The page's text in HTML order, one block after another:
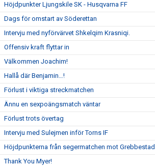
Höjdpunkter Ljungskile SK - Husqvarna FF
Dags för omstart av Söderettan
Intervju med nyförvärvet Shkelqim Krasniqi.
Offensiv kraft flyttar in
Välkommen Joachim!
Hallå där Benjamin…!
Förlust i viktiga streckmatchen
Ännu en sexpoängsmatch väntar
Förlust trots övertag
Intervju med Sulejmen inför Torns IF
Höjdpunkterna från segermatchen mot
Thank You Myer!